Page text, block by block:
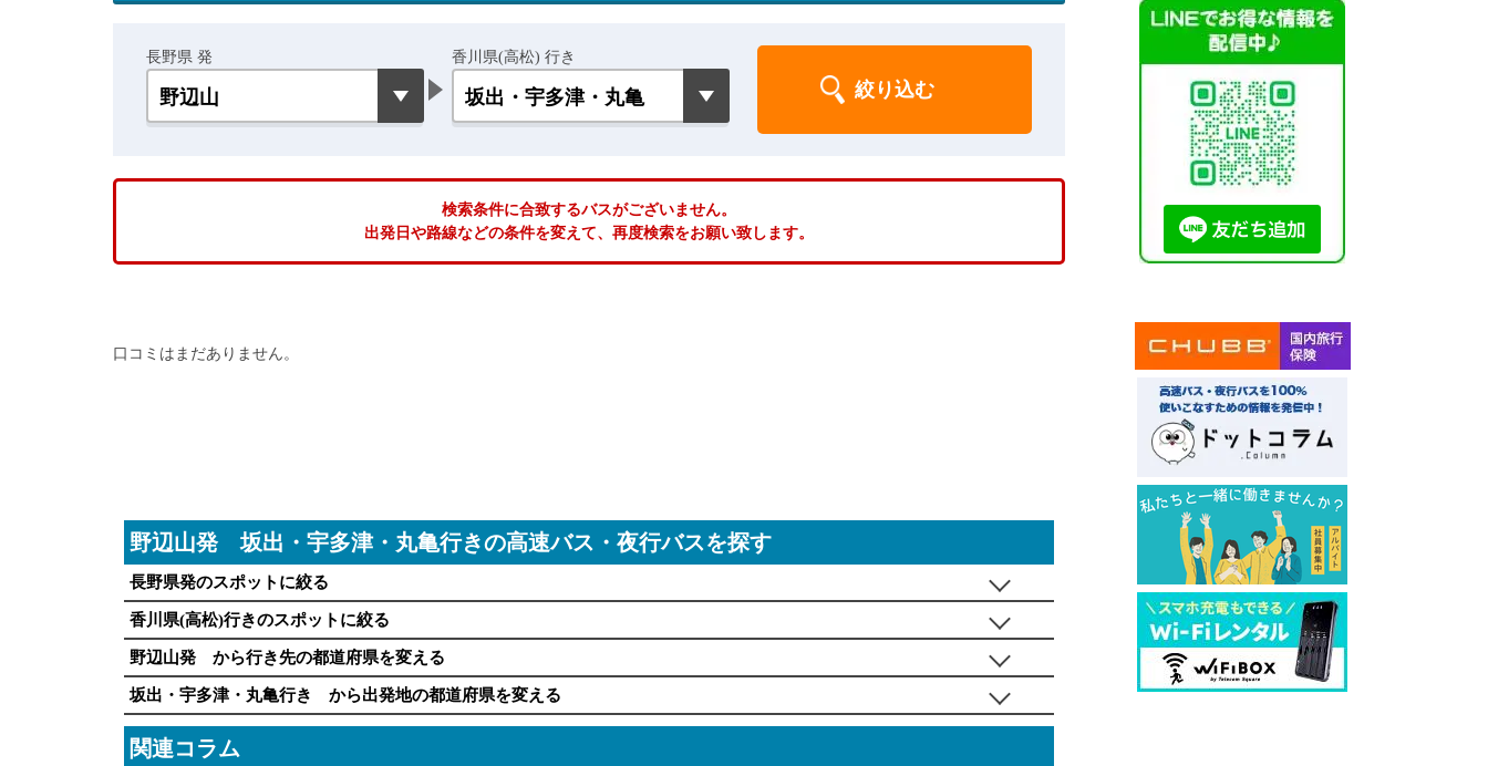
長野県 発 香川県(高松) 行き
検索条件に合致するバスがございません。
出発日や路線などの条件を変えて、再度検索をお願い致します。
口コミはまだありません。
野辺山発 坂出・宇多津・丸亀行きの高速バス・夜行バスを探す
長野県発のスポットに絞る
香川県(高松)行きのスポットに絞る
野辺山発 から行き先の都道府県を変える
坂出・宇多津・丸亀行き から出発地の都道府県を変える
関連コラム